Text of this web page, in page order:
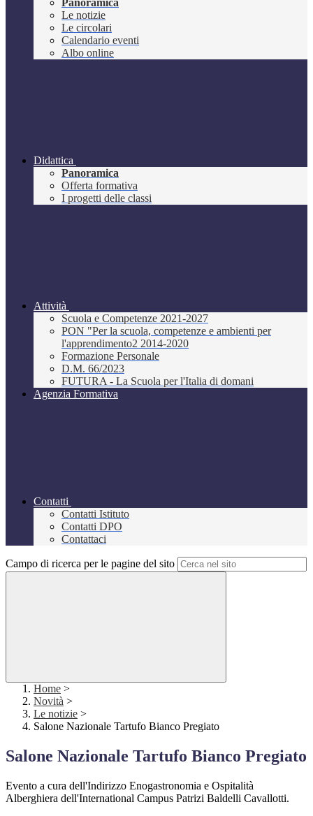
Panoramica
Le notizie
Le circolari
Calendario eventi
Albo online
Didattica
Panoramica
Offerta formativa
I progetti delle classi
Attività
Scuola e Competenze 2021-2027
PON "Per la scuola, competenze e ambienti per
l'apprendimento2 2014-2020
Formazione Personale
D.M. 66/2023
FUTURA - La Scuola per l'Italia di domani
Agenzia Formativa
Contatti
Contatti Istituto
Contatti DPO
Contattaci
Campo di ricerca per le pagine del sito
Home >
Novità >
Le notizie >
Salone Nazionale Tartufo Bianco Pregiato
Salone Nazionale Tartufo Bianco Pregiato
Evento a cura dell'Indirizzo Enogastronomia e Ospitalità
Alberghiera dell'International Campus Patrizi Baldelli Cavallotti.